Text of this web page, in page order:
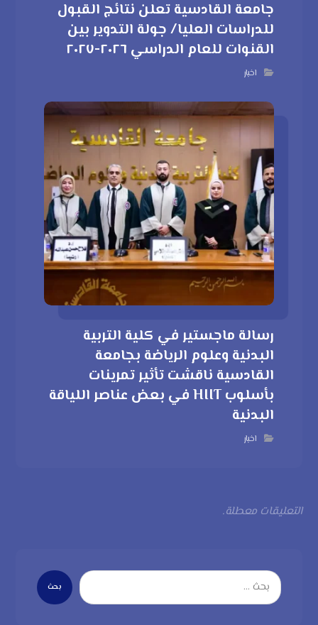
جامعة القادسية تعلن نتائج القبول
للدراسات العليا/ جولة التدوير بين
القنوات للعام الدراسي ٢٠٢٦-٢٠٢٧
اخبار
رسالة ماجستير في كلية التربية
البدنية وعلوم الرياضة بجامعة
القادسية ناقشت تأثير تمرينات
بأسلوب HIIT في بعض عناصر اللياقة
البدنية
اخبار
التعليقات معطلة.
بحث